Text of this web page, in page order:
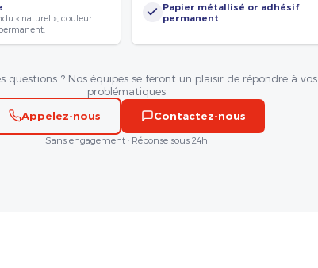
« naturel », couleur
Papier métallisé or adhésif
permanent
questions ? Nos équipes se feront un plaisir de répondre à vos
problématiques
Appelez-nous
Contactez-nous
Sans engagement · Réponse sous 24h